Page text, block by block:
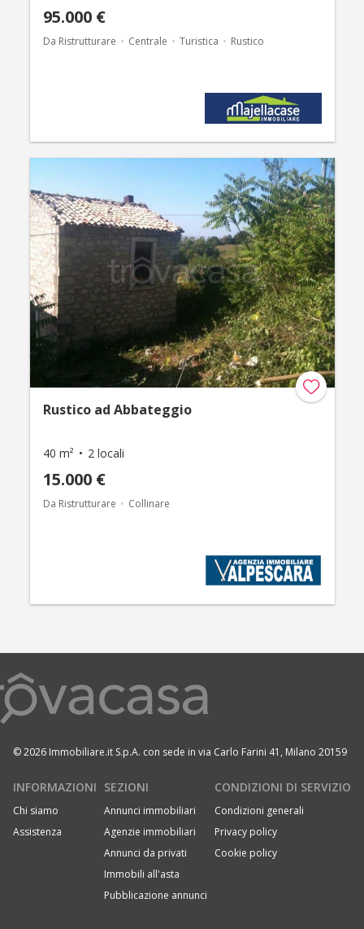
95.000 €
Da Ristrutturare Centrale Turistica Rustico
Rustico ad Abbateggio
40 m² 2 locali
15.000 €
Da Ristrutturare Collinare
© 2026 Immobiliare.it S.p.A. con sede in via Carlo Farini 41, Milano 20159
INFORMAZIONI
Chi siamo
Assistenza
SEZIONI
Annunci immobiliari
Agenzie immobiliari
Annunci da privati
Immobili all'asta
Pubblicazione annunci
CONDIZIONI DI SERVIZIO
Condizioni generali
Privacy policy
Cookie policy